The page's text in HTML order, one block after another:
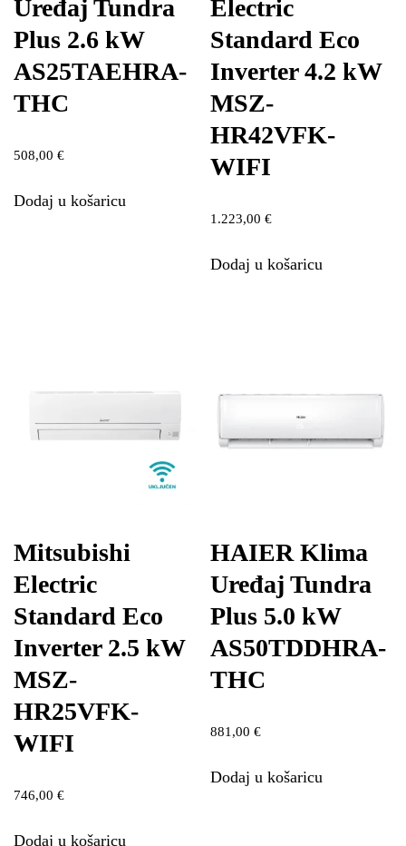
Uređaj Tundra
Plus 2.6 kW
AS25TAEHRA-
THC
508,00 €
Dodaj u košaricu
Electric
Standard Eco
Inverter 4.2 kW
MSZ-
HR42VFK-
WIFI
1.223,00€
Dodaj u košaricu
Mitsubishi
Electric
Standard Eco
Inverter 2.5 kW
MSZ-
HR25VFK-
WIFI
746,00 €
Dodaj u košaricu
HAIER Klima
Uređaj Tundra
Plus 5.0 kW
AS50TDDHRA-
THC
881,00€
Dodaj u košaricu